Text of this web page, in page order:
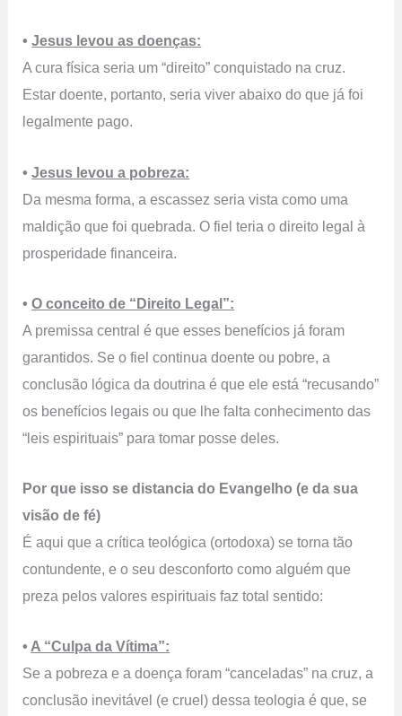
•Jesus levou as doenças:
A cura física seria um “direito” conquistado na cruz.
Estar doente, portanto, seria viver abaixo do que já foi
legalmente pago.
•Jesus levou a pobreza:
Da mesma forma, a escassez seria vista como uma
maldição que foi quebrada. O fiel teria o direito legal à
prosperidade financeira.
•O conceito de “Direito Legal”:
A premissa central é que esses benefícios já foram
garantidos. Se o fiel continua doente ou pobre, a
conclusão lógica da doutrina é que ele está “recusando”
os benefícios legais ou que lhe falta conhecimento das
“leis espirituais” para tomar posse deles.
Por que isso se distancia do Evangelho (e da sua
visão de fé)
É aqui que a crítica teológica (ortodoxa) se torna tão
contundente, e o seu desconforto como alguém que
preza pelos valores espirituais faz total sentido:
• A “Culpa da Vítima”:
Se a pobreza e a doença foram “canceladas” na cruz, a
conclusão inevitável (e cruel) dessa teologia é que, se